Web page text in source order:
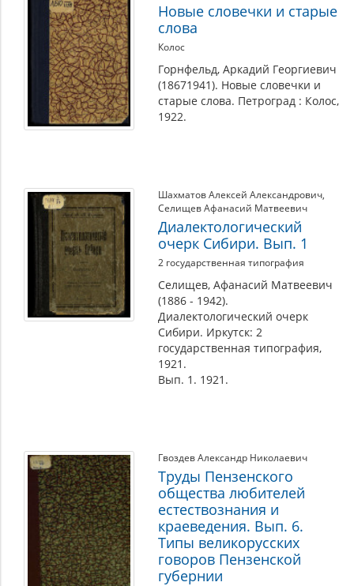
Новые словечки и старые
слова
Колос
Горнфельд, Аркадий Георгиевич
(18671941). Новые словечки и
старые слова. Петроград : Колос,
1922.
Шахматов Алексей Александрович,
Селищев Афанасий Матвеевич
Диалектологический
очерк Сибири. Вып. 1
2 государственная типография
Селищев, Афанасий Матвеевич
(1886 - 1942).
Диалектологический очерк
Сибири. Иркутск: 2
государственная типография,
1921.
Вып. 1. 1921.
Гвоздев Александр Николаевич
Труды Пензенского
общества любителей
естествознания и
краеведения. Вып. 6.
Типы великорусских
говоров Пензенской
губернии